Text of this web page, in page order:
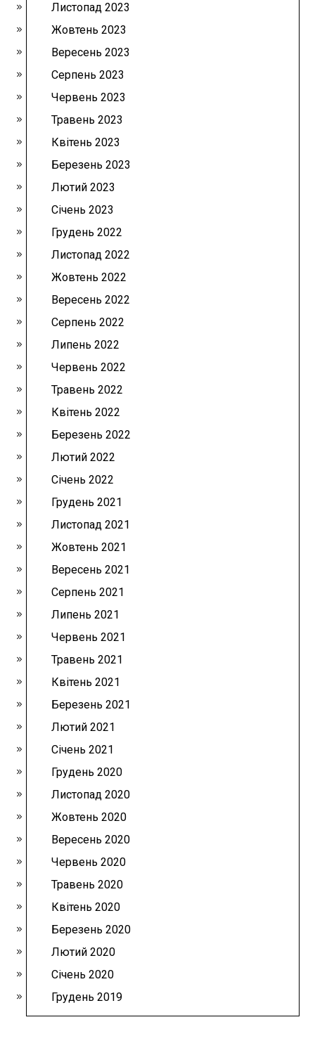
Листопад 2023
Жовтень 2023
Вересень 2023
Серпень 2023
Червень 2023
Травень 2023
Квітень 2023
Березень 2023
Лютий 2023
Січень 2023
Грудень 2022
Листопад 2022
Жовтень 2022
Вересень 2022
Серпень 2022
Липень 2022
Червень 2022
Травень 2022
Квітень 2022
Березень 2022
Лютий 2022
Січень 2022
Грудень 2021
Листопад 2021
Жовтень 2021
Вересень 2021
Серпень 2021
Липень 2021
Червень 2021
Травень 2021
Квітень 2021
Березень 2021
Лютий 2021
Січень 2021
Грудень 2020
Листопад 2020
Жовтень 2020
Вересень 2020
Червень 2020
Травень 2020
Квітень 2020
Березень 2020
Лютий 2020
Січень 2020
Грудень 2019